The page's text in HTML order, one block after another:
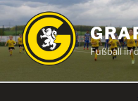
Zum
Inhalt
springen
Fußball in